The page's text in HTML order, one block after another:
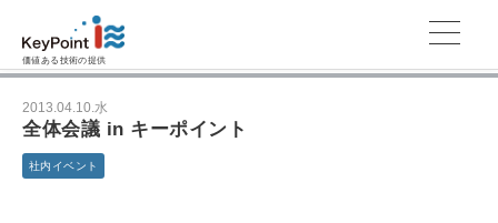
価値ある技術の提供
2013.04.10.水
全体会議 in キーポイント
社内イベント